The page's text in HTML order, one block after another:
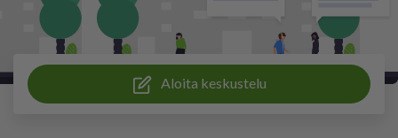
Aloita keskustelu